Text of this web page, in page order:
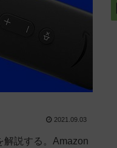
2021.09.03
解説する。Amazon